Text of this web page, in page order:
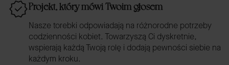
Projekt, który mówi Twoim głosem
Nasze torebki odpowiadają na różnorodne potrzeby
codzienności kobiet. Towarzyszą Ci dyskretnie,
wspierają każdą Twoją rolę i dodają pewności siebie na
każdym kroku.